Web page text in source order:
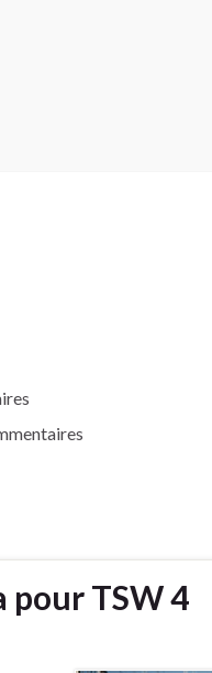
pour TSW 4